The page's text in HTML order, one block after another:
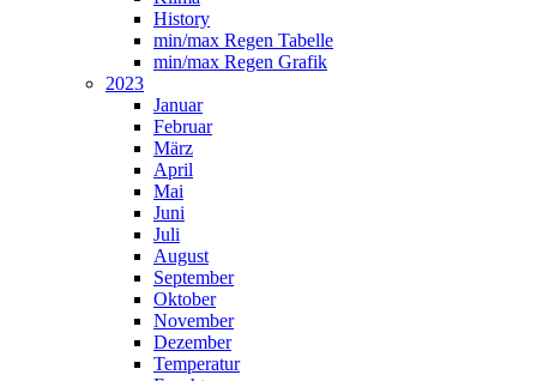
History
min/max Regen Tabelle
min/max Regen Grafik
2023
Januar
Februar
März
April
Mai
Juni
Juli
August
September
Oktober
November
Dezember
Temperatur